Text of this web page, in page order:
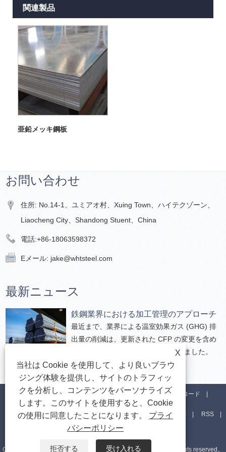
関連製品
亜鉛メッキ鋼板
お問い合わせ
住所: No.14-1、ユミアオ村、Xuing Town、ハイテクゾーン、
Liaocheng City、Shandong Stuent、China
電話:+86-18063598372
Eメール: jake@whtsteel.com
最新ニュース
鉄鋼業界における加工管理のアプローチ
最近まで、業界による温室効果ガス (GHG) 排
出量の削減は、更新された CFP の変更を含め
ることによって顧客に還元されていました。
家 私たちについて 製品 ニュース ダウンロード
お問い合わせを送信 お問い合わせ リンク Sitemap RSS
Copyright©2024 Wanhetong Steel（Shandong）Co.、Ltd。All rights reserved。
X
当社は Cookie を使用して、より良いブラウ
ジング体験を提供し、サイトのトラフィッ
クを分析し、コンテンツをパーソナライズ
します。このサイトを使用すると、Cookie
の使用に同意したことになります。 プライ
バシーポリシー
拒否する 受け入れる